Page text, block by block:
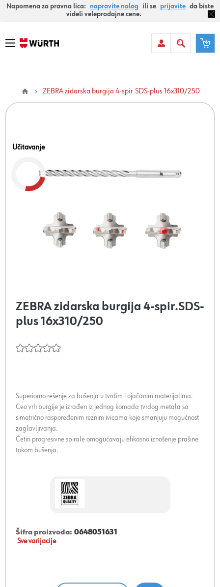
Napomena za pravna lica: napravite nalog ili se prijavite da biste
videli veleprodajne cene.
ZEBRA zidarska burgija 4-spir.SDS-plus 16x310/250
Učitavanje
ZEBRA zidarska burgija 4-spir.SDS-
plus 16x310/250
Superiorno rešenje za bušenja u tvrdim i ojačanim materijalima.
Ceo vrh burgije je izrađen iz jednog komada tvrdog metala sa
simetrično raspoređenim reznim ivicama koje smanjuju mogućnost
zaglavljivanja.
Četiri progresivne spirale omogućavaju efikasno iznošenje prašine
tokom bušenja.
Šifra proizvoda: 0648051631
Sve varijacije